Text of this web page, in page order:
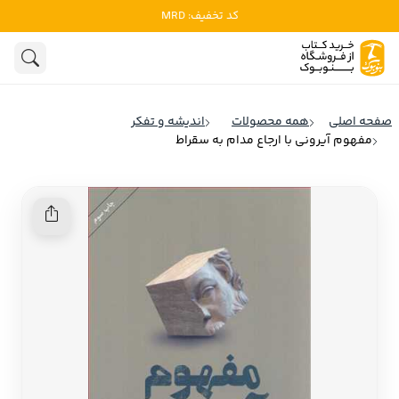
کد تخفیف: MRD
ادبیات
روانشناسی
تاریخ و سیاست
ادبیات آمریکا
ادبیات روسیه
ادبیات آمریکای لاتین
ادبیات آلمان
ادبیات ترکیه
ادبیات آسیا
صفحه اصلی همه محصولات
اندیشه و تفکر
مفهوم آیرونی با ارجاع مدام به سقراط